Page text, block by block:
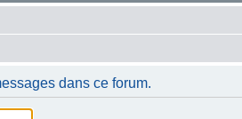
dans ce forum.